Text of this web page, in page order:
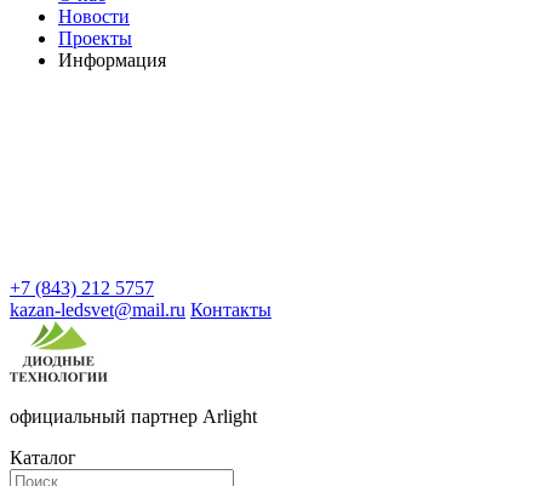
Новости
Проекты
Информация
+7 (843) 212 5757
kazan-ledsvet@mail.ru Контакты
официальный партнер Arlight
Каталог